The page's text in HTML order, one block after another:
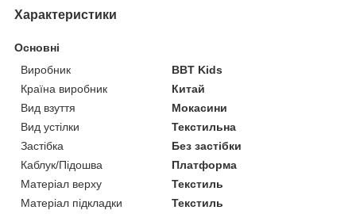
Характеристики
Основні
Виробник
BBT Kids
Країна виробник
Китай
Вид взуття
Мокасини
Вид устілки
Текстильна
Застібка
Без застібки
Каблук/Підошва
Платформа
Матеріал верху
Текстиль
Матеріал підкладки
Текстиль